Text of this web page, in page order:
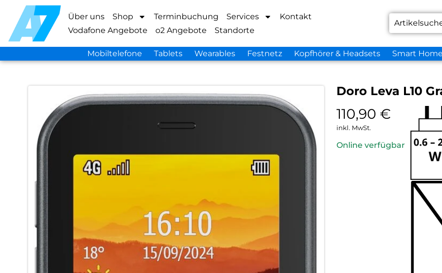
Über uns Shop Terminbuchung Services
Kontakt
Vodafone Angebote
o2 Angebote Standorte
Mobiltelefone Tablets Wearables Festnetz Kopfhörer & Headsets Smart Home
Doro Leva L10
110,90 €
inkl. MwSt.
Online verfügbar